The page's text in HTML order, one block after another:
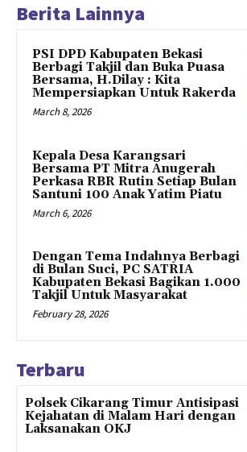
Berita Lainnya
PSI DPD Kabupaten Bekasi
Berbagi Takjil dan Buka Puasa
Bersama, H.Dilay : Kita
Mempersiapkan Untuk Rakerda
March 8, 2026
Kepala Desa Karangsari
Bersama PT Mitra Anugerah
Perkasa RBR Rutin Setiap Bulan
Santuni 100 Anak Yatim Piatu
March 6, 2026
Dengan Tema Indahnya Berbagi
di Bulan Suci, PC SATRIA
Kabupaten Bekasi Bagikan 1.000
Takjil Untuk Masyarakat
February 28, 2026
Terbaru
Polsek Cikarang Timur Antisipasi
Kejahatan di Malam Hari dengan
Laksanakan OKJ